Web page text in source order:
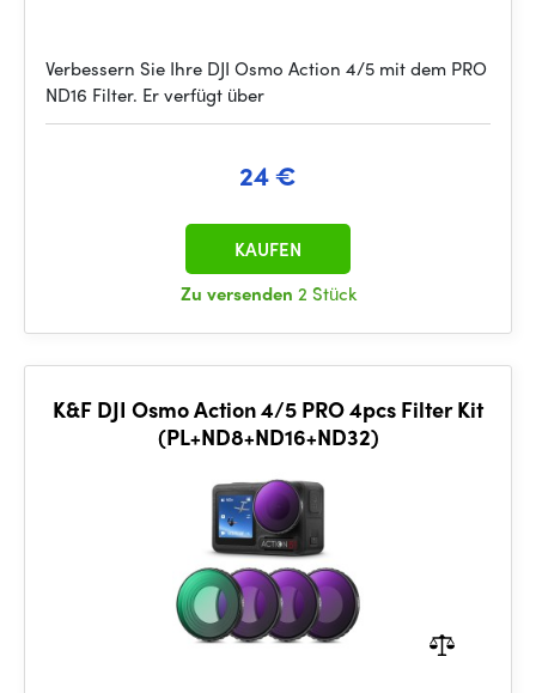
Verbessern Sie Ihre DJI Osmo Action 4/5 mit dem PRO
ND16 Filter. Er verfügt über
24 €
Zu versenden 2 Stück
KAUFEN
K&F DJI Osmo Action 4/5 PRO 4pcs Filter Kit
(PL+ND8+ND16+ND32)